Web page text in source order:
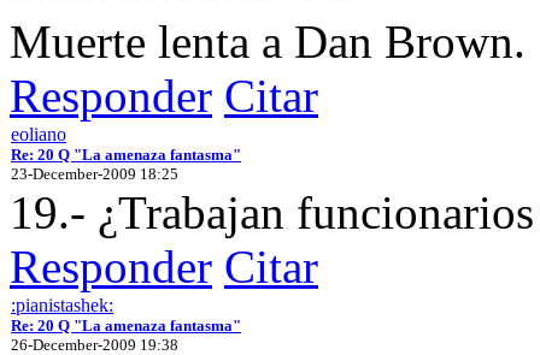
Muerte lenta a Dan Brown.
Responder Citar
eoliano
Re: 20 Q "La amenaza fantasma"
23-December-2009 18:25
19.- ¿Trabajan
Responder Citar
:pianistashek:
Re: 20 Q "La amenaza fantasma"
26-December-2009 19:38